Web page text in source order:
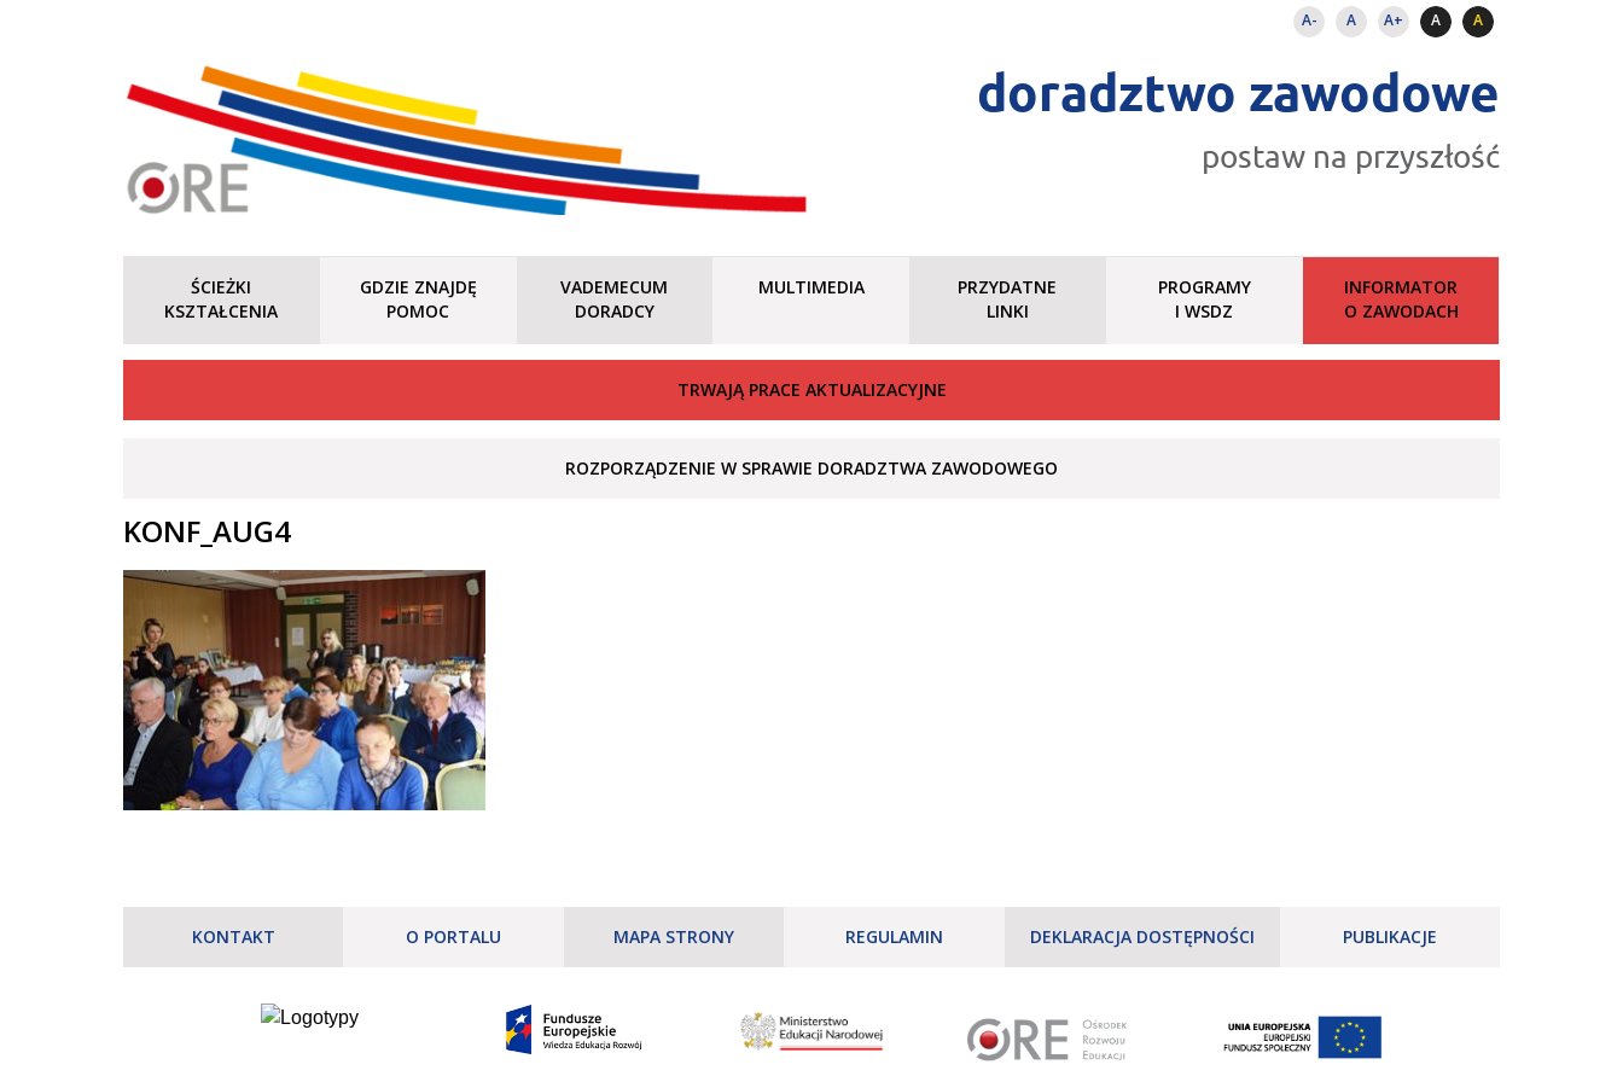
A- A A+ A A
doradztwo zawodowe
postaw na przyszłość
ŚCIEŻKI
KSZTAŁCENIA
GDZIE ZNAJDĘ
POMOC
VADEMECUM
DORADCY
MULTIMEDIA
PRZYDATNE
LINKI
PROGRAMY
I WSDZ
INFORMATOR
O ZAWODACH
TRWAJĄ PRACE AKTUALIZACYJNE
ROZPORZĄDZENIE W SPRAWIE DORADZTWA ZAWODOWEGO
KONF_AUG4
KONTAKT O PORTALU MAPA STRONY REGULAMIN DEKLARACJA DOSTĘPNOŚCI PUBLIKACJE